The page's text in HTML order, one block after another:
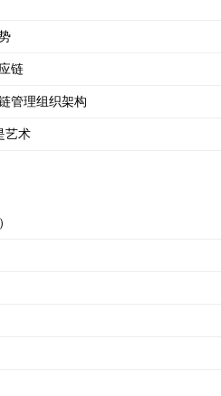
链
管理组织架构
艺术